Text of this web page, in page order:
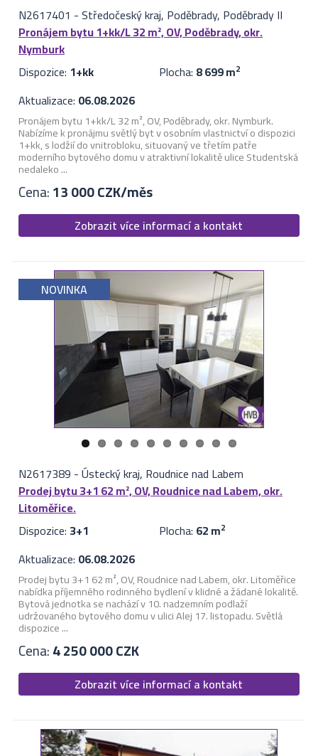
N2617401 -Středočeský kraj, Poděbrady, Poděbrady II
Pronájem bytu 1+kk/L 32 m², OV, Poděbrady, okr.
Nymburk
Dispozice: 1+kk Plocha: 8 699 m2
Aktualizace: 06.08.2026
Pronájem bytu 1+kk/L 32 m², OV, Poděbrady, okr. Nymburk.
Nabízíme k pronájmu světlý byt v osobním vlastnictví o dispozici
1+kk, s lodžií do vnitrobloku, situovaný ve třetím patře
moderního bytového domu v atraktivní lokalitě ulice Studentská
nedaleko ...
Cena:13 000 CZK/měs
Zobrazit více informací a kontakt
NOVINKA
N2617389 -Ústecký kraj, Roudnice nad Labem
Prodej bytu 3+1 62 m², OV, Roudnice nad Labem, okr.
Litoměřice.
Dispozice: 3+1 Plocha: 62 m2
Aktualizace: 06.08.2026
Prodej bytu 3+1 62 m², OV, Roudnice nad Labem, okr. Litoměřice
nabídka příjemného rodinného bydlení v klidné a žádané lokalitě.
Bytová jednotka se nachází v 10. nadzemním podlaží
udržovaného bytového domu v ulici Alej 17. listopadu. Světlá
dispozice ...
Cena:4 250 000 CZK
Zobrazit více informací a kontakt